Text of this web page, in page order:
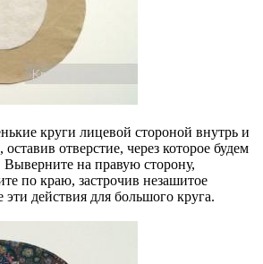
круги лицевой стороной внутрь и
отверстие, через которое будем
Выверните на правую сторону,
по краю, застрочив незашитое
эти действия для большого круга.